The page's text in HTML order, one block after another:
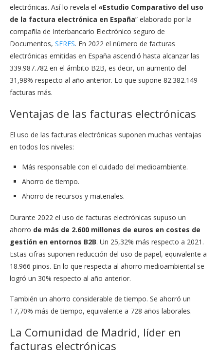
electrónicas. Así lo revela el «Estudio Comparativo del uso
de la factura electrónica en España” elaborado por la
compañía de Interbancario Electrónico seguro de
Documentos, SERES. En 2022 el número de facturas
electrónicas emitidas en España ascendió hasta alcanzar las
339.987.782 en el ámbito B2B, es decir, un aumento del
31,98% respecto al año anterior. Lo que supone 82.382.149
facturas más.
Ventajas de las facturas electrónicas
El uso de las facturas electrónicas suponen muchas ventajas
en todos los niveles:
Más responsable con el cuidado del medioambiente.
Ahorro de tiempo.
Ahorro de recursos y materiales.
Durante 2022 el uso de facturas electrónicas supuso un
ahorro de más de 2.600 millones de euros en costes de
gestión en entornos B2B. Un 25,32% más respecto a 2021.
Estas cifras suponen reducción del uso de papel, equivalente a
18.966 pinos. En lo que respecta al ahorro medioambiental se
logró un 30% respecto al año anterior.
También un ahorro considerable de tiempo. Se ahorró un
17,70% más de tiempo, equivalente a 728 años laborales.
La Comunidad de Madrid, líder en
facturas electrónicas